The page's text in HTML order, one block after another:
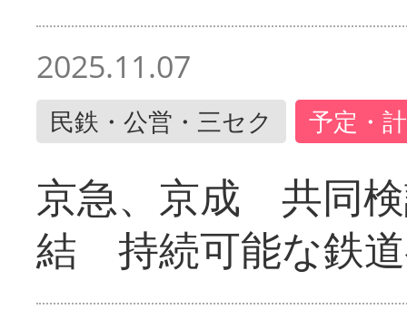
2025.11.07
民鉄・公営・三セク 予定・
京急、京成 共同
結 持続可能な鉄